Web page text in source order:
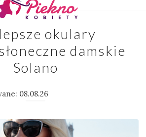
okulary
damskie
Solano
08.08.26